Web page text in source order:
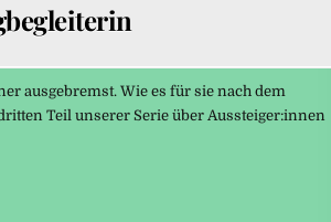
ausgebremst. Wie es für sie nach dem
Teil unserer Serie über Aussteiger:innen